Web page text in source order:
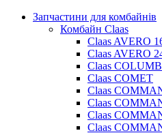
Запчастини для комбайнів
Комбайн Claas
Claas AVERO
Claas AVERO
Claas
Claas COMET
Claas
Claas
Claas
Claas